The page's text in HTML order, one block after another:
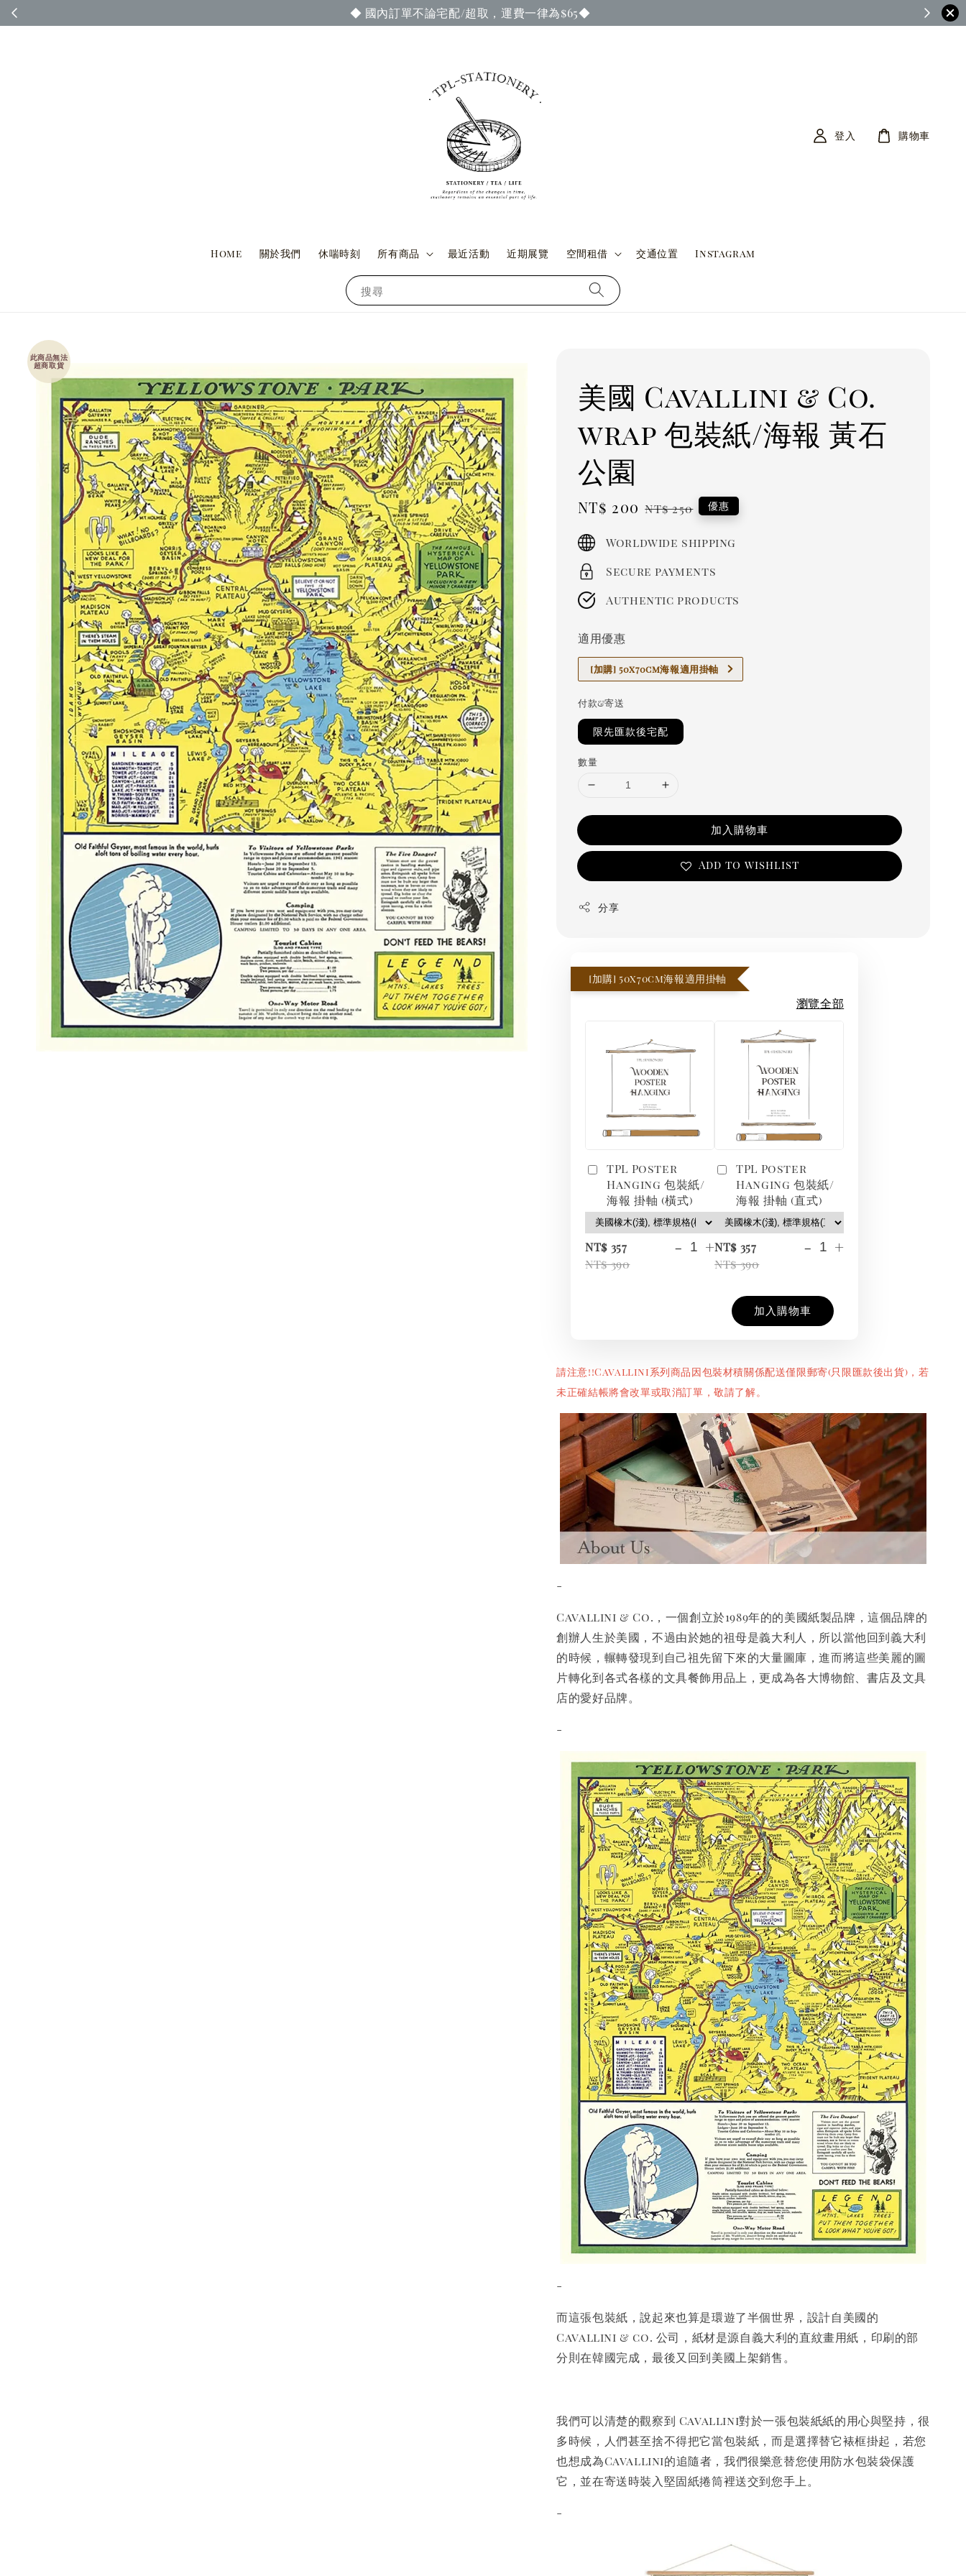
◆ 台灣國內客人完成訂單付款與交貨時，即可參加當期官網謝禮活動 ◆ (詳情請至茶筆巷FB查看)
搜尋
Home 關於我們 休喘時刻 所有商品 最近活動 近期展覽 空間租借 交通位置 Instagram
登入 購物車
此商品無法
超商取貨
美國 Cavallini & Co.
wrap 包裝紙/海報 黃石
公園
Sale
NT$ 200 Regular
NT$ 250 優惠
Worldwide shipping
Secure payments
Authentic products
適用優惠
[加購] 50x70cm海報適用掛軸
付款&寄送
限先匯款後宅配
數量
加入購物車
Add to wishlist
分享
[加購] 50x70cm海報適用掛軸
瀏覽全部
TPL Poster
Hanging 包裝紙/
海報 掛軸 (橫式)
NT$ 357
NT$ 390
- +
TPL Poster
Hanging 包裝紙/
海報 掛軸 (直式)
NT$ 357
NT$ 390
- +
加入購物車
請注意!!Cavallini系列商品因包裝材積關係配送僅限郵寄(只限匯款後出貨)，若
未正確結帳將會改單或取消訂單，敬請了解。
-
Cavallini & Co.，一個創立於1989年的的美國紙製品牌，這個品牌的
創辦人生於美國，不過由於她的祖母是義大利人，所以當他回到義大利
的時候，輾轉發現到自己祖先留下來的大量圖庫，進而將這些美麗的圖
片轉化到各式各樣的文具餐飾用品上，更成為各大博物館、書店及文具
店的愛好品牌。
-
-
而這張包裝紙，說起來也算是環遊了半個世界，設計自美國的
Cavallini & co. 公司，紙材是源自義大利的直紋畫用紙，印刷的部
分則在韓國完成，最後又回到美國上架銷售。
我們可以清楚的觀察到 Cavallini對於一張包裝紙紙的用心與堅持，很
多時候，人們甚至捨不得把它當包裝紙，而是選擇替它裱框掛起，若您
也想成為Cavallini的追隨者，我們很樂意替您使用防水包裝袋保護
它，並在寄送時裝入堅固紙捲筒裡送交到您手上。
-